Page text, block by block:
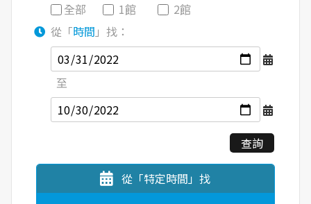
全部
1館
2館
從「時間 」找：
至
查詢
從「特定時間」找